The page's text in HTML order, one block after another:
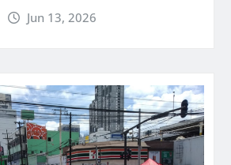
Jun 13, 2026